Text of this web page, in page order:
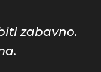
zabavno.